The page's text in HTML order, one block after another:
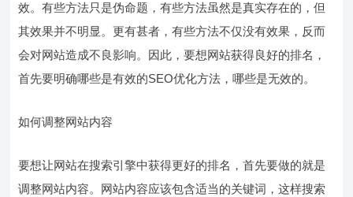
效。有些方法只是伪命题，有些方法虽然是真实存在的，但
其效果并不明显。更有甚者，有些方法不仅没有效果，反而
会对网站造成不良影响。因此，要想网站获得良好的排名，
首先要明确哪些是有效的SEO优化方法，哪些是无效的。
如何调整网站内容
要想让网站在搜索引擎中获得更好的排名，首先要做的就是
调整网站内容。网站内容应该包含适当的关键词，这样搜索